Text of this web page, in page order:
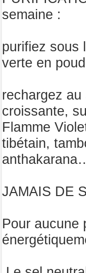
semaine :
purifiez sous
verte en
rechargez
croissante,
Flamme
tibétain,
JAMAIS DE
Pour aucune